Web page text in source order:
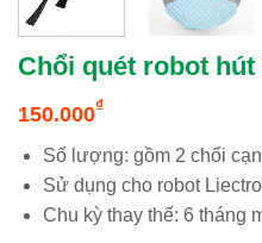
Chổi quét robot hút
150.000₫
Số lượng: gồm 2 chổi
Sử dụng cho robot
Chu kỳ thay thế: 6 tháng